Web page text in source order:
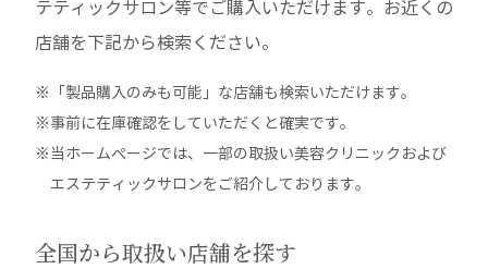
テティックサロン等でご購入いただけます。 お近くの
店舗を下記から検索ください。
※「製品購入のみも可能」な店舗も検索いただけます。
※事前に在庫確認をしていただくと確実です。
※当ホームぺージでは、一部の取扱い美容クリニックおよび
エステティックサロンをご紹介しております。
全国から取扱い店舗を探す